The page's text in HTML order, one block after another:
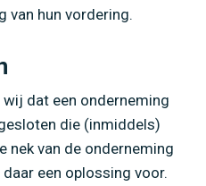
van hun vordering.
dat een onderneming
die (inmiddels)
nek van de onderneming
een oplossing voor.